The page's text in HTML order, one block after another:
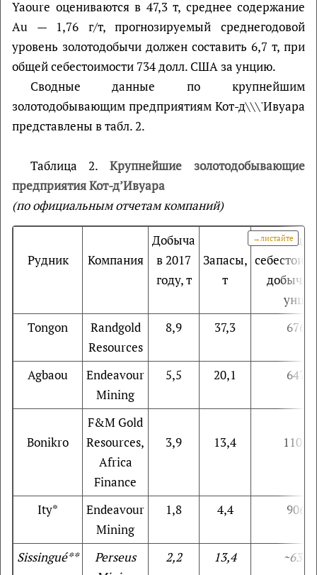
Yaoure оцениваются в 47,3 т, среднее содержание
Au — 1,76 г/т, прогнозируемый среднегодовой
уровень золотодобычи должен составить 6,7 т, при
общей себестоимости 734 долл. США за унцию.
Сводные данные по крупнейшим
золотодобывающим предприятиям Кот-д\\\'Ивуара
представлены в табл. 2.
Таблица 2.Крупнейшие золотодобывающие
предприятия Кот-д’Ивуара
(по официальным отчетам компаний)
Рудник Компания
Добыча
в 2017
году, т
Запасы,
т
Общая
добычи,
унц.
Tongon
Randgold
Resources
8,9 37,3 676
Agbaou
Endeavour
Mining
5,5 20,1 647
Bonikro
F&M Gold
Resources,
Africa
Finance
3,9 13,4 1105
Ity*
Endeavour
Mining
1,8 4,4 906
Sissingué**
Perseus
2,2 13,4 ~630